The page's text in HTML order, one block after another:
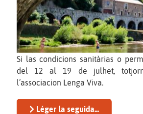
Si las condicions sanitàrias o
del 12 al 19 de julhet,
l’associacion Lenga Viva.
Léger la seguida...